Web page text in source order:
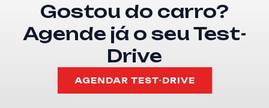
Gostou do carro?
Agende já o seu Test-
Drive
AGENDAR TEST-DRIVE